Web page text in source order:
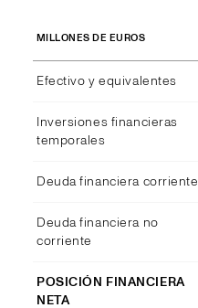
MILLONES DE EUROS
Efectivo y equivalentes
Inversiones financieras
temporales
Deuda financiera corriente
Deuda financiera no
corriente
POSICIÓN FINANCIERA
NETA